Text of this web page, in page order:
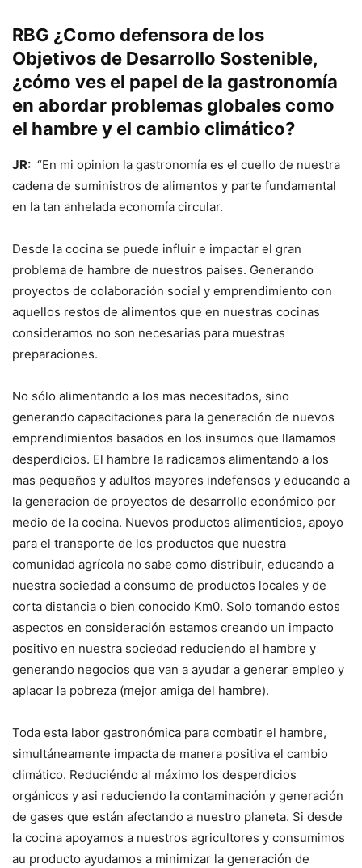
RBG ¿Como defensora de los
Objetivos de Desarrollo Sostenible,
¿cómo ves el papel de la gastronomía
en abordar problemas globales como
el hambre y el cambio climático?
JR: “En mi opinion la gastronomía es el cuello de nuestra
cadena de suministros de alimentos y parte fundamental
en la tan anhelada economía circular.
Desde la cocina se puede influir e impactar el gran
problema de hambre de nuestros paises. Generando
proyectos de colaboración social y emprendimiento con
aquellos restos de alimentos que en nuestras cocinas
consideramos no son necesarias para muestras
preparaciones.
No sólo alimentando a los mas necesitados, sino
generando capacitaciones para la generación de nuevos
emprendimientos basados en los insumos que llamamos
desperdicios. El hambre la radicamos alimentando a los
mas pequeños y adultos mayores indefensos y educando a
la generacion de proyectos de desarrollo económico por
medio de la cocina. Nuevos productos alimenticios, apoyo
para el transporte de los productos que nuestra
comunidad agrícola no sabe como distribuir, educando a
nuestra sociedad a consumo de productos locales y de
corta distancia o bien conocido Km0. Solo tomando estos
aspectos en consideración estamos creando un impacto
positivo en nuestra sociedad reduciendo el hambre y
generando negocios que van a ayudar a generar empleo y
aplacar la pobreza (mejor amiga del hambre).
Toda esta labor gastronómica para combatir el hambre,
simultáneamente impacta de manera positiva el cambio
climático. Reduciéndo al máximo los desperdicios
orgánicos y asi reduciendo la contaminación y generación
de gases que están afectando a nuestro planeta. Si desde
la cocina apoyamos a nuestros agricultores y consumimos
au producto ayudamos a minimizar la generación de